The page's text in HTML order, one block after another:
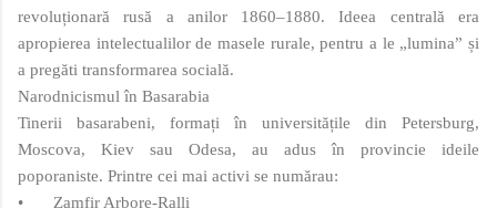
revoluționară rusă a anilor 1860–1880. Ideea centrală era
apropierea intelectualilor de masele rurale, pentru a le „lumina” și
a pregăti transformarea socială.
Narodnicismul în Basarabia
Tinerii basarabeni, formați în universitățile din Petersburg,
Moscova, Kiev sau Odesa, au adus în provincie ideile
poporaniste. Printre cei mai activi se numărau:
•
Zamfir Arbore‑Ralli